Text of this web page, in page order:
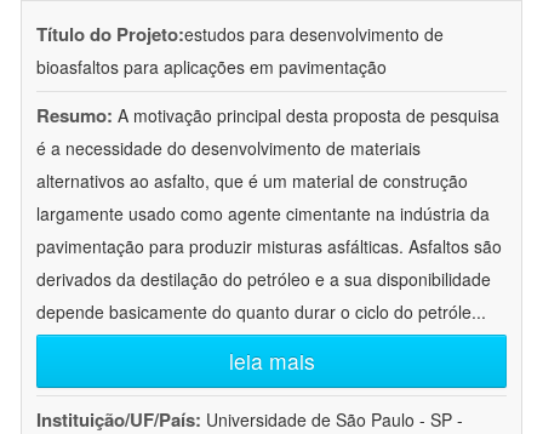
Título do Projeto:estudos para desenvolvimento de
bioasfaltos para aplicações em pavimentação
Resumo: A motivação principal desta proposta de pesquisa
é a necessidade do desenvolvimento de materiais
alternativos ao asfalto, que é um material de construção
largamente usado como agente cimentante na indústria da
pavimentação para produzir misturas asfálticas. Asfaltos são
derivados da destilação do petróleo e a sua disponibilidade
depende basicamente do quanto durar o ciclo do petróle...
leia mais
Instituição/UF/País: Universidade de São Paulo - SP -